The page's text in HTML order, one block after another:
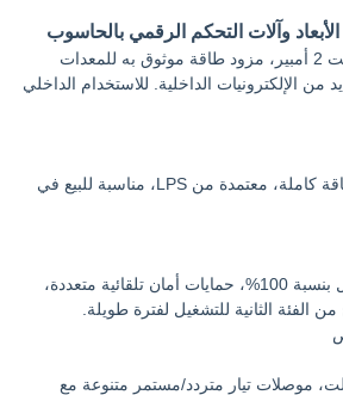
وآلات التحكم الرقمي بالحاسوب
خرج ثابت مقدر بـ 24 فولت 2 أمبير، مزود طاقة موثوق به للمعدات
من الإلكترونيات الداخلية. للاستخدام الداخلي
شهادات سلامة وكفاءة طاقة كاملة، معتمدة من LPS، مناسبة للبيع في
اختبار احتراق كامل الحمل بنسبة 100%، حمايات أمان تلقائية متعددة،
واسع 100-240 فولت، موصلات تيار متردد/مستمر متنوعة مع